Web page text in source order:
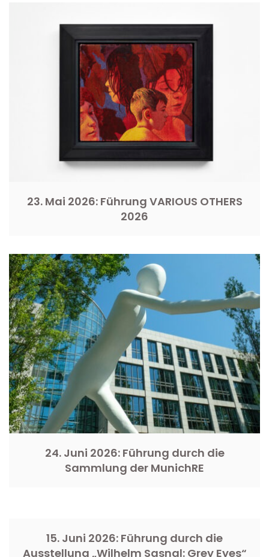
23. Mai 2026: Führung VARIOUS OTHERS
2026
24. Juni 2026: Führung durch die
Sammlung der MunichRE
15. Juni 2026: Führung durch die
Ausstellung „Wilhelm Sasnal: Grey Eyes“